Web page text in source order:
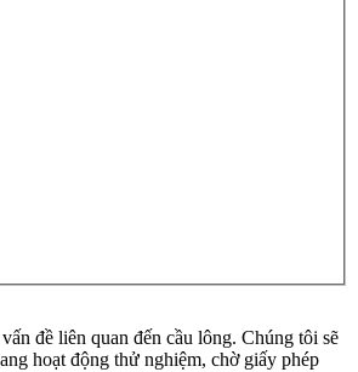
đề liên quan đến cầu lông. Chúng tôi sẽ
hoạt động thử nghiệm, chờ giấy phép